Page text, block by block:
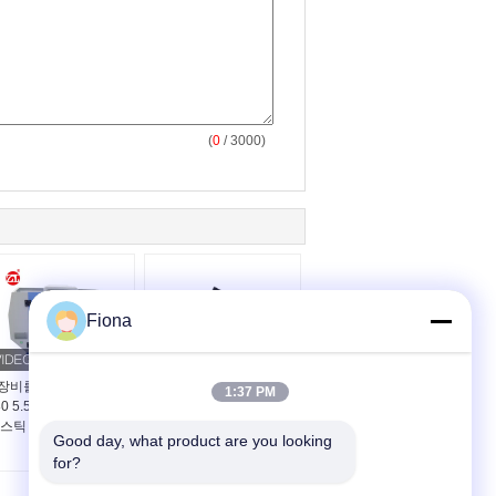
(0 / 3000)
비를 시험하는 IS0
5.5J 디지털 충돌 플
틱 샤르피 아이조드
충격
Ｕ - 모양이 형성된 진자
디지털 샤르피 금속 충격
Fiona
1:37 PM
Good day, what product are you looking
for?